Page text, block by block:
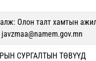
Олон талт хамтын
СУРГАЛТЫН ТӨВҮҮД